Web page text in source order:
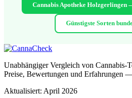
Cannabis Apotheke
Günstigste Sorten
Unabhängiger Vergleich von Cannabis-
Preise, Bewertungen und Erfahrungen
Aktualisiert: April 2026